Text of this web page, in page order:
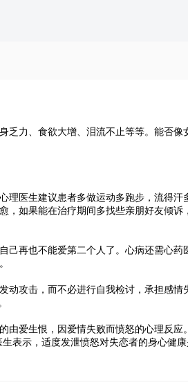
乏力、食欲大增、泪流不止等等。能否像
医生建议患者多做运动多跑步，流得汗
，如果能在治疗期间多找些亲朋好友倾诉
再也不能爱第二个人了。心病还需心药
攻击，而不必进行自我检讨，承担感情
爱生恨，因爱情失败而愤怒的心理反应
表示，适度发泄愤怒对失恋者的身心健康